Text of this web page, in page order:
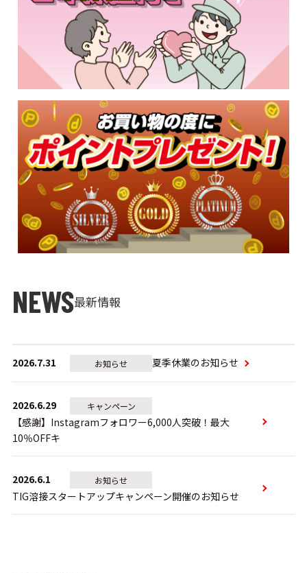
最新情報
2026.7.31 お知らせ 夏季休業のお知らせ
2026.6.29 キャンペーン
【感謝】Instagramフォロワー6,000人突破！最大
10％OFFキ
2026.6.1 お知らせ
TIG溶接スタートアップキャンペーン開催のお知らせ